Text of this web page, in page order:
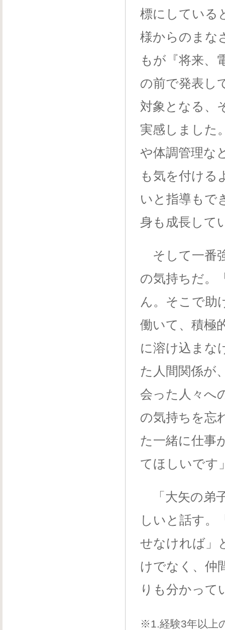
標にしている
様からのまな
もが『将来、
の前で発表し
対象となる、
実感しました
や体調管理な
も気を付ける
いと指導もで
身も成長して
そして一番
の気持ちだ。
ん。そこで助
働いて、積極
に溶け込まな
た人間関係が
会った人々へ
の気持ちを忘
た一緒に仕事
てほしいです
「大矢の弟
しいと話す。
せなければ」
けでなく、仲
りも分かって
※1.経験3年以上